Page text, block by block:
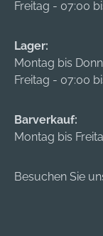
Freitag - 07:00
Lager:
Montag bis
Freitag - 07:00
Barverkauf:
Montag bis
Besuchen Sie